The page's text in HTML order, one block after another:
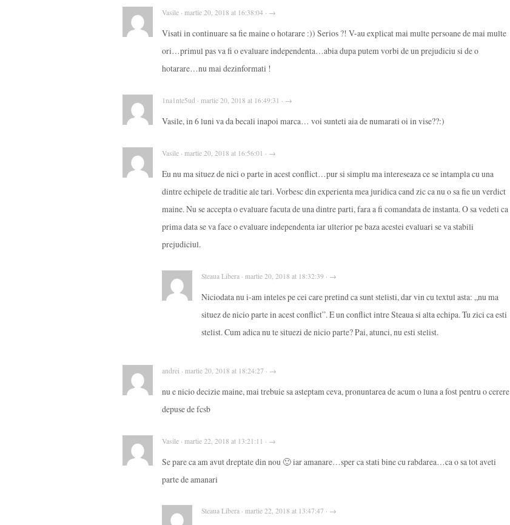
Vasile · martie 20, 2018 at 16:38:04 · →
Visati in continuare sa fie maine o hotarare :)) Serios ?! V-au explicat mai multe persoane de mai multe
ori…primul pas va fi o evaluare independenta…abia dupa putem vorbi de un prejudiciu si de o
hotarare…nu mai dezinformati !
1na1nte5ud · martie 20, 2018 at 16:49:31 · →
Vasile, in 6 luni va da becali inapoi marca… voi sunteti aia de numarati oi in vise??:)
Vasile · martie 20, 2018 at 16:56:01 · →
Eu nu ma situez de nici o parte in acest conflict…pur si simplu ma intereseaza ce se intampla cu una
dintre echipele de traditie ale tari. Vorbesc din experienta mea juridica cand zic ca nu o sa fie un verdict
maine. Nu se accepta o evaluare facuta de una dintre parti, fara a fi comandata de instanta. O sa vedeti ca
prima data se va face o evaluare independenta iar ulterior pe baza acestei evaluari se va stabili
prejudiciul.
Steaua Libera · martie 20, 2018 at 18:32:39 · →
Niciodata nu i-am inteles pe cei care pretind ca sunt stelisti, dar vin cu textul asta: „nu ma
situez de nicio parte in acest conflict”. E un conflict intre Steaua si alta echipa. Tu zici ca esti
stelist. Cum adica nu te situezi de nicio parte? Pai, atunci, nu esti stelist.
andrei · martie 20, 2018 at 18:24:27 · →
nu e nicio decizie maine, mai trebuie sa asteptam ceva, pronuntarea de acum o luna a fost pentru o cerere
depuse de fcsb
Vasile · martie 22, 2018 at 13:21:11 · →
Se pare ca am avut dreptate din nou 🙂 iar amanare…sper ca stati bine cu rabdarea…ca o sa tot aveti
parte de amanari
Steaua Libera · martie 22, 2018 at 13:47:47 · →